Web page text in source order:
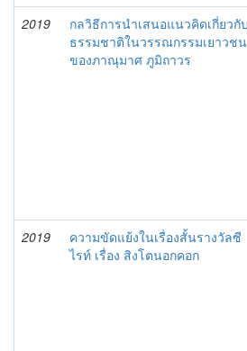
2019
กลวิธีการนำเสนอแนวคิดเกี่ยวกับ
ธรรมชาติในวรรณกรรมเยาวชน
ของภาณุมาศ ภูมิถาวร
2019
ความขัดแย้งในเรื่องสั้นรางวัลซี
ไรท์ เรื่อง สิงโตนอกคอก